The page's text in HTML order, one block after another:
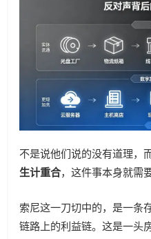
不是说他们说的没有道理，
生计重合，这件事本身就需
索尼这一刀切中的，是一条
链路上的利益链。这是一头